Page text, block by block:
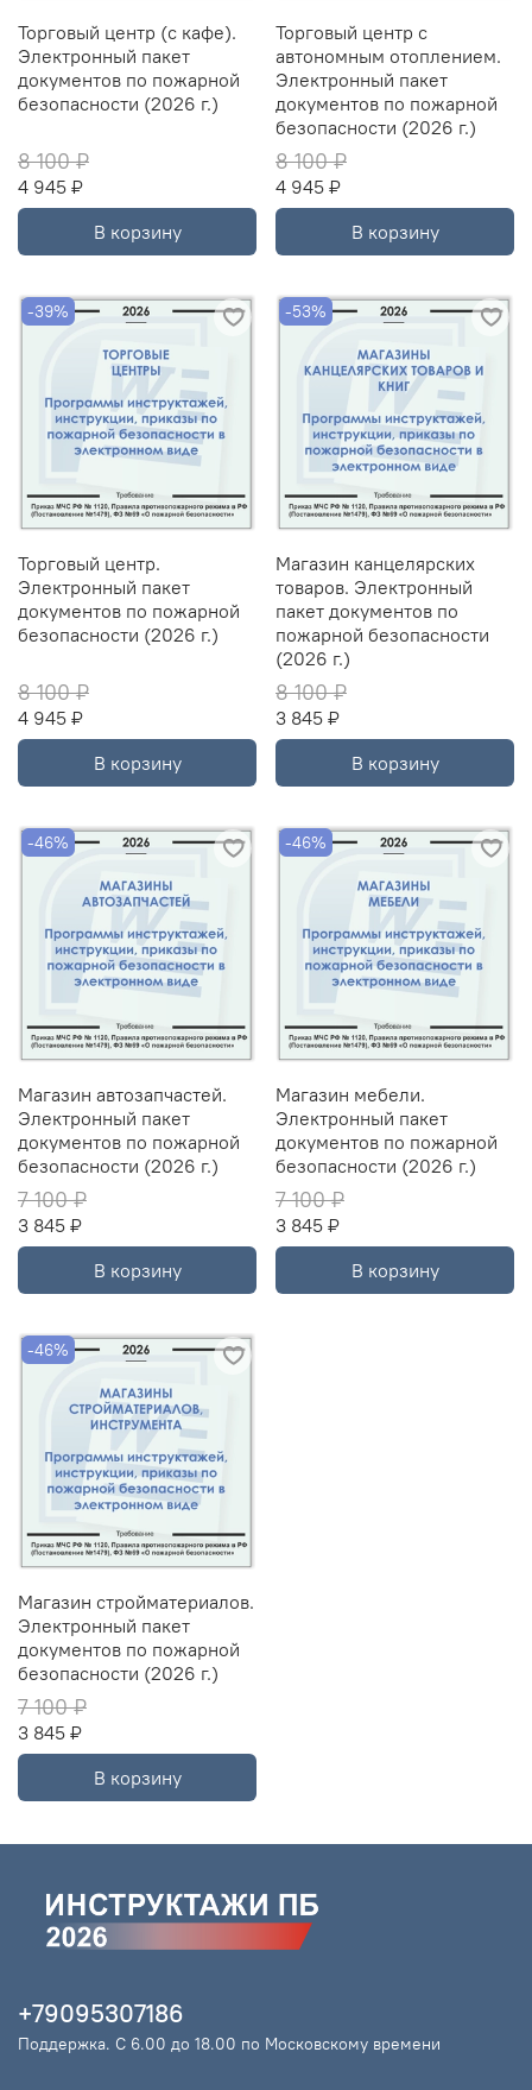
Торговый центр (с кафе).
Электронный пакет
документов по пожарной
безопасности (2026 г.)
8 100 ₽
4 945 ₽
В корзину
Торговый центр с
автономным отоплением.
Электронный пакет
документов по пожарной
безопасности (2026 г.)
8 100 ₽
4 945 ₽
В корзину
-39%
Торговый центр.
Электронный пакет
документов по пожарной
безопасности (2026 г.)
8 100 ₽
4 945 ₽
В корзину
-53%
Магазин канцелярских
товаров. Электронный
пакет документов по
пожарной безопасности
(2026 г.)
8 100 ₽
3 845 ₽
В корзину
-46%
Магазин автозапчастей.
Электронный пакет
документов по пожарной
безопасности (2026 г.)
7 100 ₽
3 845 ₽
В корзину
-46%
Магазин мебели.
Электронный пакет
документов по пожарной
безопасности (2026 г.)
7 100 ₽
3 845 ₽
В корзину
-46%
Магазин стройматериалов.
Электронный пакет
документов по пожарной
безопасности (2026 г.)
7 100 ₽
3 845 ₽
В корзину
+79095307186
Поддержка. С 6.00 до 18.00 по Московскому времени